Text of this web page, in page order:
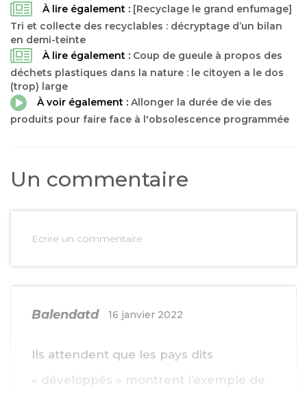
À lire également : [Recyclage le grand enfumage]
Tri et collecte des recyclables : décryptage d’un bilan
en demi-teinte
À lire également : Coup de gueule à propos des
déchets plastiques dans la nature : le citoyen a le dos
(trop) large
À voir également : Allonger la durée de vie des
produits pour faire face à l'obsolescence programmée
Un commentaire
Ecrire un commentaire
Balendatd 16 janvier 2022
Ils attendent que les pays dits
« développés » montrent l’exemple de